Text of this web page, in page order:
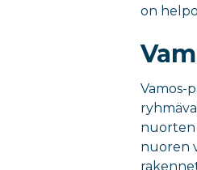
on
Vamos-
nuorten
nuoren